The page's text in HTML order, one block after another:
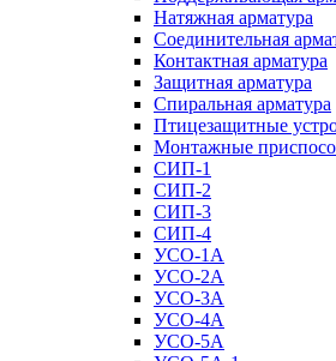
Натяжная арматура
Соединительная
Контактная арматура
Защитная арматура
Спиральная арматура
Птицезащитные
Монтажные
СИП-1
СИП-2
СИП-3
СИП-4
УСО-1А
УСО-2А
УСО-3А
УСО-4А
УСО-5А